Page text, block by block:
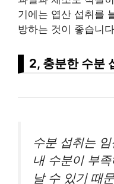
기에는 엽산 섭취를
방하는 것이 좋습니
2, 충분한 수분
수분 섭취는
내 수분이 부
날 수 있기 때